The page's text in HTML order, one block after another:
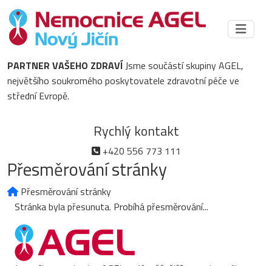
PARTNER VAŠEHO ZDRAVÍJsme součástí skupiny AGEL,
největšího soukromého poskytovatele zdravotní péče ve
střední Evropě.
Rychlý kontakt
+420 556 773 111
Přesměrování stránky
Přesměrování stránky
Stránka byla přesunuta. Probíhá přesměrování...